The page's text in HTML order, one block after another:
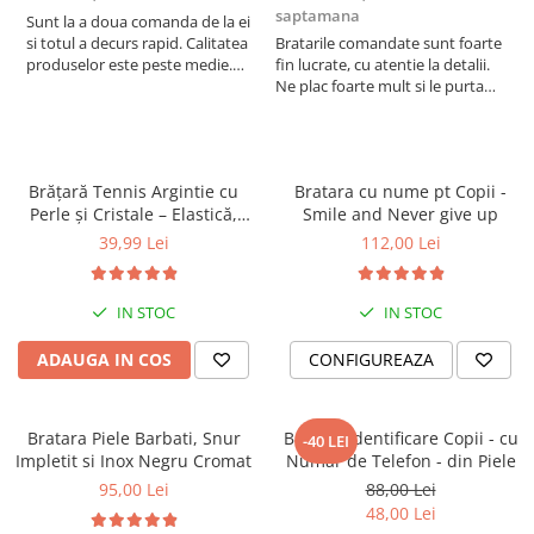
Personalizare:
Poți personaliza culorile și dimensiunile brățării pentru a se
potrivi perfect cu stilul tău.Brățara vine ambalată într-o cutie
________________
Garanție și servicii:
Ne mândrim cu durabilitatea și calitatea produselor noastre, rezultate din peste 8 ani de
Sunt la a doua comanda de la ei
si totul a decurs rapid. Calitatea
produselor este peste medie.
saptamana
Bratarile comandate sunt foarte
fin lucrate, cu atentie la detalii.
Ne plac foarte mult si le purtam
Brățară Tennis Argintie cu
Perle și Cristale – Elastică,
Damă, Cadou
39,99 Lei
IN STOC
ADAUGA IN COS
Bratara cu nume pt Copii -
Smile and Never give up
112,00 Lei
IN STOC
CONFIGUREAZA
Bratara Piele Barbati, Snur
Impletit si Inox Negru Cromat
95,00 Lei
-40 LEI
Bratara identificare Copii - cu
Numar de Telefon - din Piele
88,00 Lei
48,00 Lei